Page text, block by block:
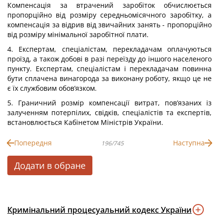
Компенсація за втрачений заробіток обчислюється
пропорційно від розміру середньомісячного заробітку, а
компенсація за відрив від звичайних занять - пропорційно
від розміру мінімальної заробітної плати.
4. Експертам, спеціалістам, перекладачам оплачуються
проїзд, а також добові в разі переїзду до іншого населеного
пункту. Експертам, спеціалістам і перекладачам повинна
бути сплачена винагорода за виконану роботу, якщо це не
є їх службовим обов’язком.
5. Граничний розмір компенсації витрат, пов’язаних із
залученням потерпілих, свідків, спеціалістів та експертів,
встановлюється Кабінетом Міністрів України.
Попередня 196/745 Наступна
Додати в обране
Кримінальний процесуальний кодекс України